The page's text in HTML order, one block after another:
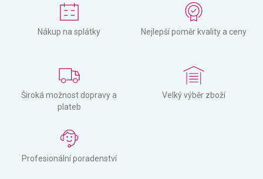
Nákup na splátky Nejlepší poměr kvality a ceny
Široká možnost dopravy a
plateb
Velký výběr zboží
Profesionální poradenství